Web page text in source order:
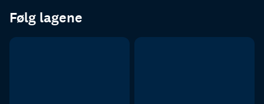
Følg lagene